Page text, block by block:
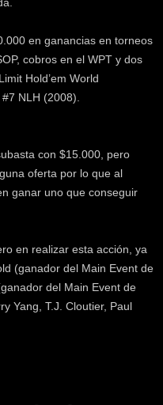
en ganancias en torneos
cobros en el WPT y dos
Hold’em World
NLH (2008).
con $15.000, pero
oferta por lo que al
ganar uno que conseguir
en realizar esta acción, ya
(ganador del Main Event de
del Main Event de
Yang, T.J. Cloutier, Paul